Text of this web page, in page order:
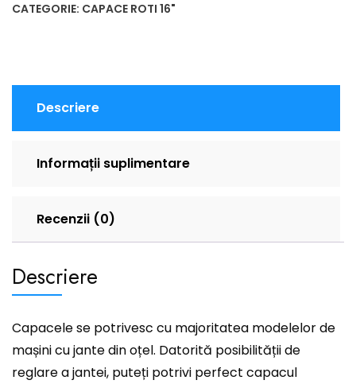
CATEGORIE: CAPACE ROTI 16"
Descriere
Informații suplimentare
Recenzii (0)
Descriere
Capacele se potrivesc cu majoritatea modelelor de
mașini cu jante din oțel. Datorită posibilității de
reglare a jantei, puteți potrivi perfect capacul